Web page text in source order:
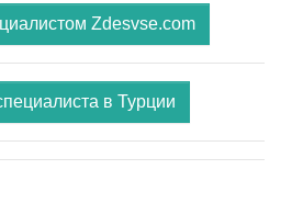
Zdesvse.com
в Турции